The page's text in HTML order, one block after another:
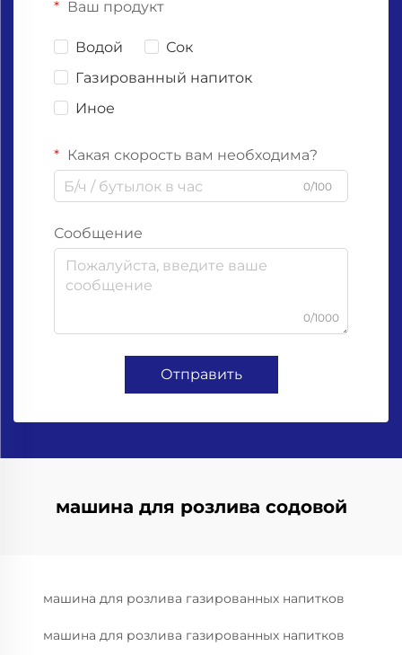
Ваш продукт
Водой
Сок
Газированный напиток
Иное
Какая скорость вам необходима?
0/100
Сообщение
0/1000
Отправить
машина для розлива содовой
машина для розлива газированных напитков
машина для розлива газированных напитков